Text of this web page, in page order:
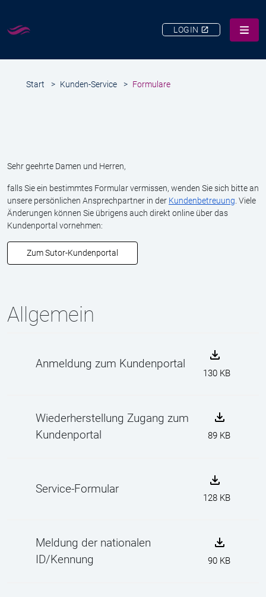
LOGIN
Start > Kunden-Service > Formulare
Sehr geehrte Damen und Herren,
falls Sie ein bestimmtes Formular vermissen, wenden Sie sich bitte an
unsere persönlichen Ansprechpartner in der Kundenbetreuung . Viele
Änderungen können Sie übrigens auch direkt online über das
Kundenportal vornehmen:
Zum Sutor-Kundenportal
Allgemein
Anmeldung zum Kundenportal
130 KB
Wiederherstellung Zugang zum
Kundenportal
89 KB
Service-Formular
128 KB
Meldung der nationalen
ID/Kennung
90 KB